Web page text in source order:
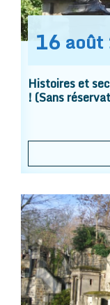
16 août
Histoires et
! (Sans